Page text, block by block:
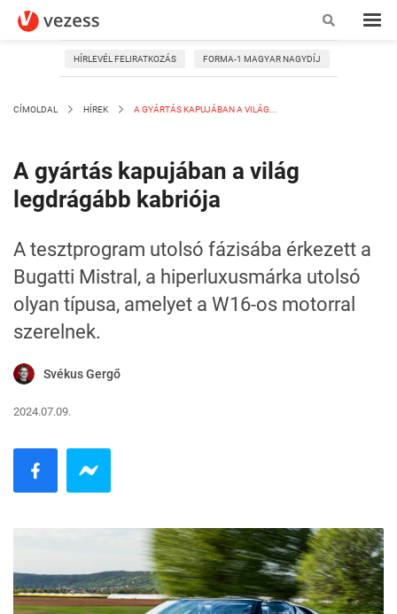
HÍRLEVÉL FELIRATKOZÁS FORMA-1 MAGYAR NAGYDÍJ
CÍMOLDAL HÍREK A GYÁRTÁS KAPUJÁBAN A VILÁG...
A gyártás kapujában a világ
legdrágább kabriója
A tesztprogram utolsó fázisába érkezett a
Bugatti Mistral, a hiperluxusmárka utolsó
olyan típusa, amelyet a W16-os motorral
szerelnek.
Svékus Gergő
2024.07.09.